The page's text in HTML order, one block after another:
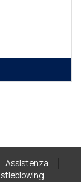
Assistenza